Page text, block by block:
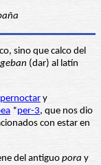
sino que calco del
geban (dar) al latín
pernoctar y
*per-3, que nos dio
con estar en
del antiguo pora y